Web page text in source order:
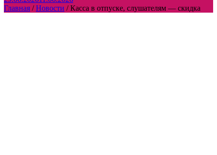
Главная /Новости /Касса в отпуске, слушателям — скидка